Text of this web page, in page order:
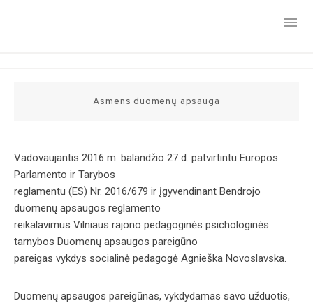
Asmens duomenų apsauga
Vadovaujantis 2016 m. balandžio 27 d. patvirtintu Europos
Parlamento ir Tarybos
reglamentu (ES) Nr. 2016/679 ir įgyvendinant Bendrojo
duomenų apsaugos reglamento
reikalavimus Vilniaus rajono pedagoginės psichologinės
tarnybos Duomenų apsaugos pareigūno
pareigas vykdys socialinė pedagogė Agnieška Novoslavska.
Duomenų apsaugos pareigūnas, vykdydamas savo užduotis,